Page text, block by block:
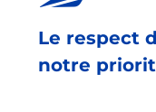
Le respect
notre
En savoir plus
Souscrire à la